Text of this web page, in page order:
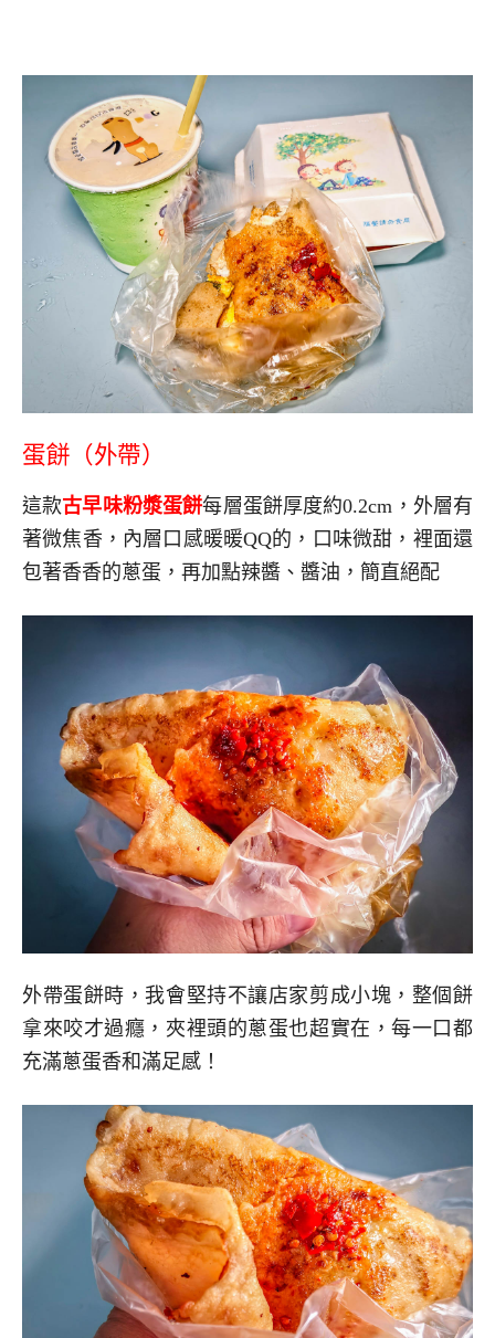
蛋餅（外帶）
這款古早味粉漿蛋餅每層蛋餅厚度約0.2cm，外層有
著微焦香，內層口感暖暖QQ的，口味微甜，裡面還
包著香香的蔥蛋，再加點辣醬、醬油，簡直絕配
外帶蛋餅時，我會堅持不讓店家剪成小塊，整個餅
拿來咬才過癮，夾裡頭的蔥蛋也超實在，每一口都
充滿蔥蛋香和滿足感！